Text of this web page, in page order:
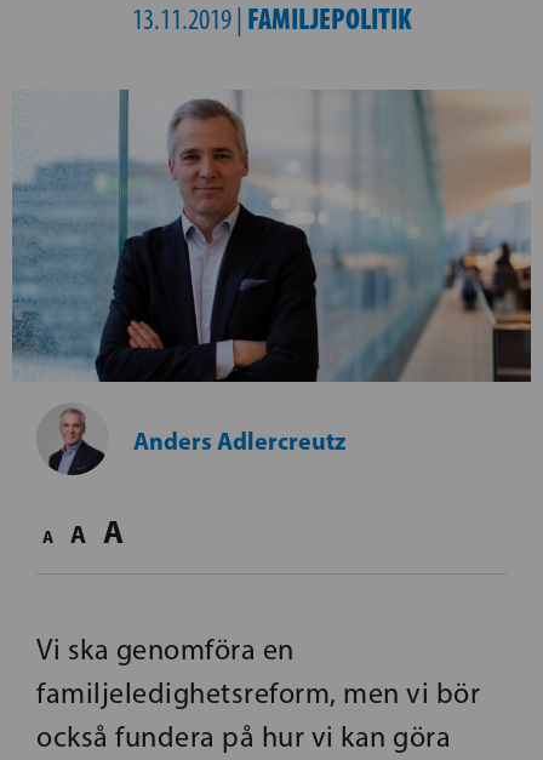
13.11.2019 | FAMILJEPOLITIK
Anders Adlercreutz
A A A
Vi ska genomföra en
familjeledighetsreform, men vi bör
också fundera på hur vi kan göra